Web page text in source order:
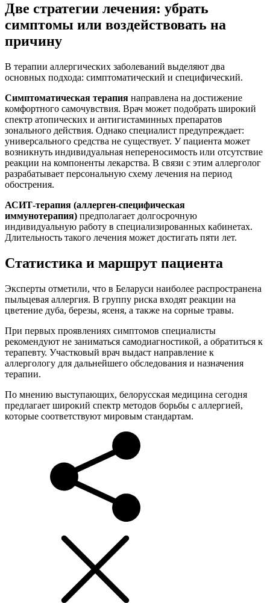
Две стратегии лечения: убрать
симптомы или воздействовать на
причину
В терапии аллергических заболеваний выделяют два
основных подхода: симптоматический и специфический.
Симптоматическая терапия направлена на достижение
комфортного самочувствия. Врач может подобрать широкий
спектр атопических и антигистаминных препаратов
зонального действия. Однако специалист предупреждает:
универсального средства не существует. У пациента может
возникнуть индивидуальная непереносимость или отсутствие
реакции на компоненты лекарства. В связи с этим аллерголог
разрабатывает персональную схему лечения на период
обострения.
АСИТ-терапия (аллерген-специфическая
иммунотерапия) предполагает долгосрочную
индивидуальную работу в специализированных кабинетах.
Длительность такого лечения может достигать пяти лет.
Статистика и маршрут пациента
Эксперты отметили, что в Беларуси наиболее распространена
пыльцевая аллергия. В группу риска входят реакции на
цветение дуба, березы, ясеня, а также на сорные травы.
При первых проявлениях симптомов специалисты
рекомендуют не заниматься самодиагностикой, а обратиться к
терапевту. Участковый врач выдаст направление к
аллергологу для дальнейшего обследования и назначения
терапии.
По мнению выступающих, белорусская медицина сегодня
предлагает широкий спектр методов борьбы с аллергией,
которые соответствуют мировым стандартам.